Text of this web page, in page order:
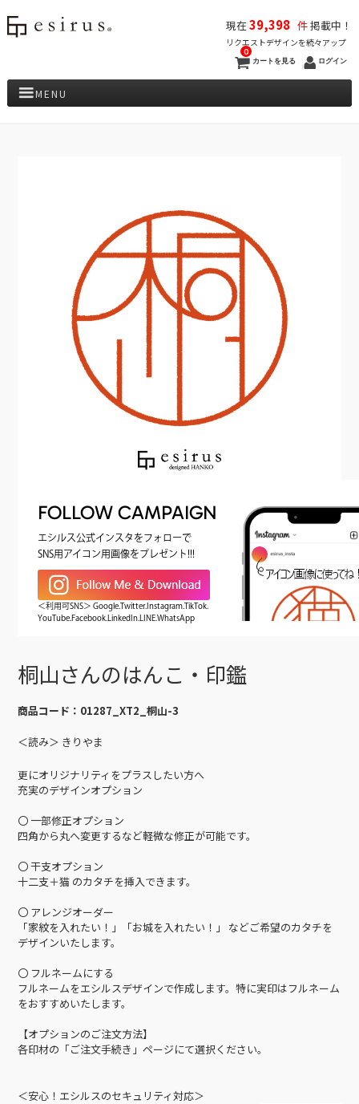
現在39,398 件掲載中！
リクエストデザインを続々アップ
カートを見る
0
ログイン
MENU
FOLLOW CAMPAIGN
エシルス公式インスタをフォローで
SNS用アイコン用画像をプレゼント!!!
＜利用可SNS＞ Google.Twitter.Instagram.TikTok.
YouTube.Facebook.LinkedIn.LINE.WhatsApp
桐山さんのはんこ・印鑑
商品コード： 01287_XT2_桐山-3
＜読み＞ きりやま
更にオリジナリティをプラスしたい方へ
充実のデザインオプション
〇 一部修正オプション
四角から丸へ変更するなど軽微な修正が可能です。
〇 干支オプション
十二支＋猫 のカタチを挿入できます。
〇 アレンジオーダー
「家紋を入れたい！」「お城を入れたい！」 などご希望のカタチを
デザインいたします。
〇 フルネームにする
フルネームをエシルスデザインで作成します。特に実印はフルネーム
をおすすめいたします。
【オプションのご注文方法】
各印材の「ご注文手続き」ページにて選択ください。
＜安心！エシルスのセキュリティ対応＞